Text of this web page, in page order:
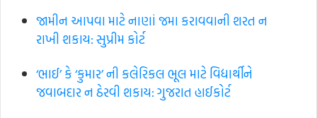
જામીન આપવા માટે નાણાં જમા કરાવવાની શરત ન
રાખી શકાય: સુપ્રીમ કોર્ટ
‘ભાઈ’ કે ‘કુમાર’ ની કલેરિકલ ભૂલ માટે વિદ્યાર્થીને
જવાબદાર ન ઠેરવી શકાય: ગુજરાત હાઈકોર્ટ